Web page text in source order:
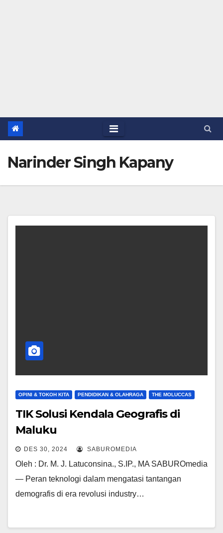
Narinder Singh Kapany
OPINI & TOKOH KITA PENDIDIKAN & OLAHRAGA THE MOLUCCAS
TIK Solusi Kendala Geografis di
Maluku
DES 30, 2024 SABUROMEDIA
Oleh : Dr. M. J. Latuconsina., S.IP., MA SABUROmedia
— Peran teknologi dalam mengatasi tantangan
demografis di era revolusi industry…